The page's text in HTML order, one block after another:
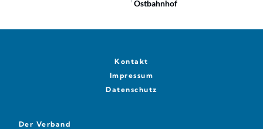
Ostbahnhof
Kontakt
Impressum
Datenschutz
Der Verband